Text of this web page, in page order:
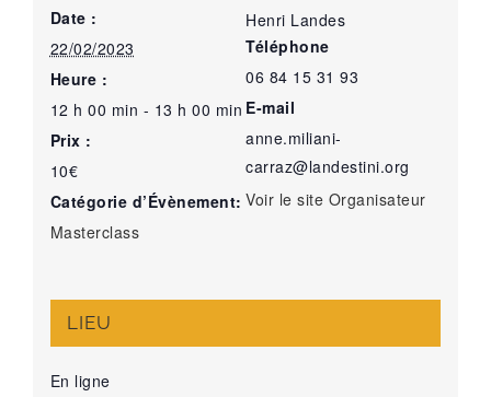
Date :
22/02/2023
Heure :
12 h 00 min - 13 h 00 min
Prix :
10€
Catégorie d’Évènement:
Masterclass
LIEU
En ligne
Henri Landes
Téléphone
06 84 15 31 93
E-mail
anne.miliani-
carraz@landestini.org
Voir le site Organisateur